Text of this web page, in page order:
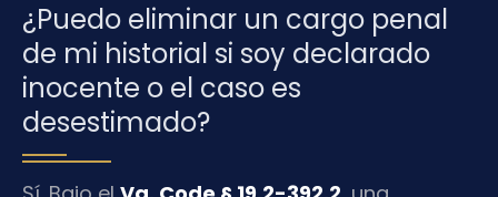
¿Puedo eliminar un cargo penal
de mi historial si soy declarado
inocente o el caso es
desestimado?